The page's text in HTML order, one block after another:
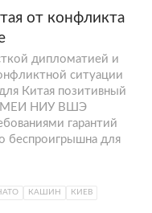
от конфликта
дипломатией и
ситуации
Китая позитивный
НИУ ВШЭ
гарантий
беспроигрышна для
КАШИН КИЕВ